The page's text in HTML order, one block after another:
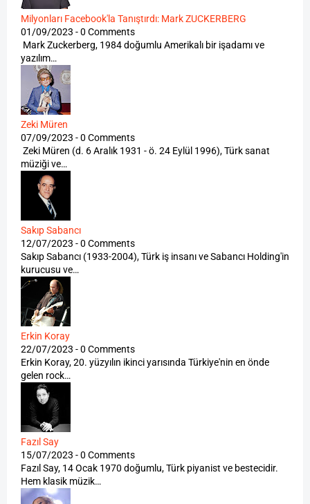
Milyonları Facebook'la Tanıştırdı: Mark ZUCKERBERG
01/09/2023 - 0 Comments
Mark Zuckerberg, 1984 doğumlu Amerikalı bir işadamı ve
yazılım…
Zeki Müren
07/09/2023 - 0 Comments
Zeki Müren (d. 6 Aralık 1931 - ö. 24 Eylül 1996), Türk sanat
müziği ve…
Sakıp Sabancı
12/07/2023 - 0 Comments
Sakıp Sabancı (1933-2004), Türk iş insanı ve Sabancı Holding'in
kurucusu ve…
Erkin Koray
22/07/2023 - 0 Comments
Erkin Koray, 20. yüzyılın ikinci yarısında Türkiye'nin en önde
gelen rock…
Fazıl Say
15/07/2023 - 0 Comments
Fazıl Say, 14 Ocak 1970 doğumlu, Türk piyanist ve bestecidir.
Hem klasik müzik…